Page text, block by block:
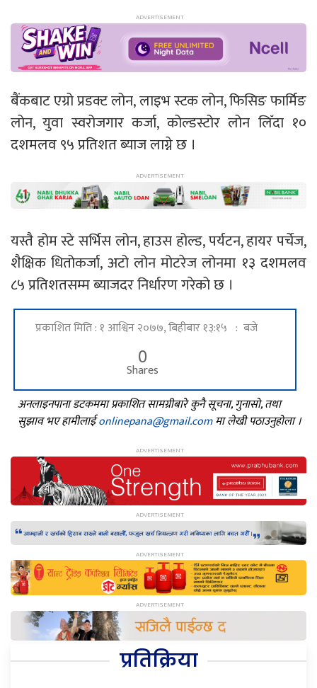
बैंकबाट एग्रो प्रडक्ट लोन, लाइभ स्टक लोन, फिसिङ फार्मिङ
लोन, युवा स्वरोजगार कर्जा, कोल्डस्टोर लोन लिँदा १०
दशमलव ९५ प्रतिशत ब्याज लाग्ने छ ।
यस्तै होम स्टे सर्भिस लोन, हाउस होल्ड, पर्यटन, हायर पर्चेज,
शैक्षिक धितोकर्जा, अटो लोन मोटरेज लोनमा १३ दशमलव
८५ प्रतिशतसम्म ब्याजदर निर्धारण गरेको छ ।
प्रकाशित मिति : १ आश्विन २०७७, बिहीबार १३:१५ : बजे
0
Shares
अनलाइनपाना डटकममा प्रकाशित सामग्रीबारे कुनै सूचना, गुनासो, तथा
सुझाव भए हामीलाईonlinepana@gmail.comमा लेखी पठाउनुहोला ।
प्रतिक्रिया